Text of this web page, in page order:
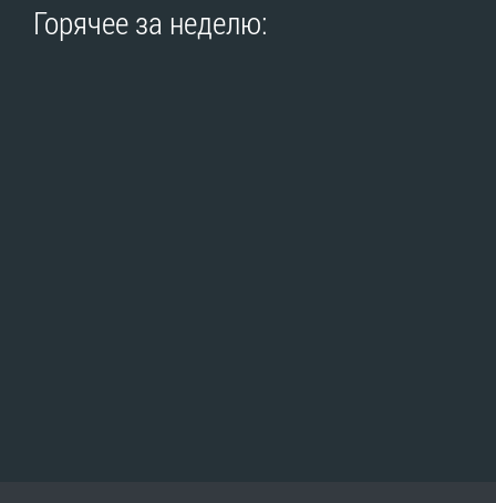
Горячее за неделю: